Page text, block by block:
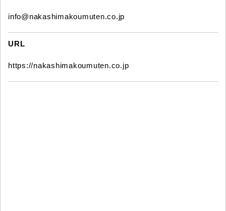
info@nakashimakoumuten.co.jp
URL
https://nakashimakoumuten.co.jp